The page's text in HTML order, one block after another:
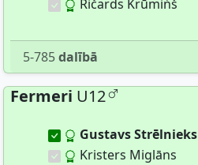
Ričards Krūmińš
5-785dalībā
Fermeri U12
Gustavs Strēlnieks
Kristers Miglāns